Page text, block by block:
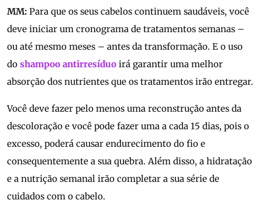
MM: Para que os seus cabelos continuem saudáveis, você
deve iniciar um cronograma de tratamentos semanas –
ou até mesmo meses – antes da transformação. E o uso
do shampoo antirresíduo irá garantir uma melhor
absorção dos nutrientes que os tratamentos irão entregar.
Você deve fazer pelo menos uma reconstrução antes da
descoloração e você pode fazer uma a cada 15 dias, pois o
excesso, poderá causar endurecimento do fio e
consequentemente a sua quebra. Além disso, a hidratação
e a nutrição semanal irão completar a sua série de
cuidados com o cabelo.